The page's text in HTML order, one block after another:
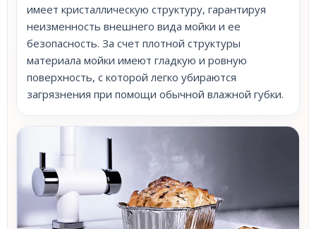
имеет кристаллическую структуру, гарантируя
неизменность внешнего вида мойки и ее
безопасность. За счет плотной структуры
материала мойки имеют гладкую и ровную
поверхность, с которой легко убираются
загрязнения при помощи обычной влажной губки.